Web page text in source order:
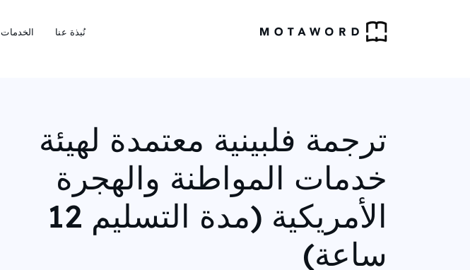
نُبذة عنا الخدمات
ترجمة فلبينية معتمدة لهيئة
خدمات المواطنة والهجرة
الأمريكية (مدة التسليم 12
ساعة)